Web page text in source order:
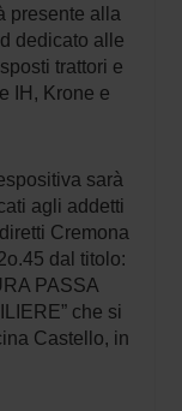
presente alla
dedicato alle
trattori e
IH, Krone e
sarà
agli addetti
Cremona
dal titolo:
PASSA
che si
Castello, in